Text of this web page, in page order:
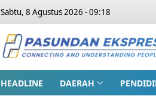
Sabtu, 8 Agustus 2026 - 09:18
HEADLINE DAERAH